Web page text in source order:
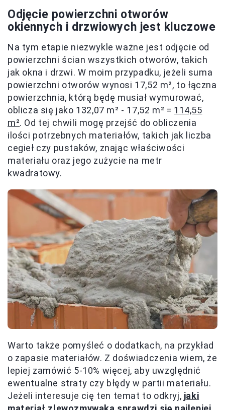
Odjęcie powierzchni otworów
okiennych i drzwiowych jest kluczowe
Na tym etapie niezwykle ważne jest odjęcie od
powierzchni ścian wszystkich otworów, takich
jak okna i drzwi. W moim przypadku, jeżeli suma
powierzchni otworów wynosi 17,52 m², to łączna
powierzchnia, którą będę musiał wymurować,
oblicza się jako 132,07 m² - 17,52 m² = 114,55
m². Od tej chwili mogę przejść do obliczenia
ilości potrzebnych materiałów, takich jak liczba
cegieł czy pustaków, znając właściwości
materiału oraz jego zużycie na metr
kwadratowy.
Warto także pomyśleć o dodatkach, na przykład
o zapasie materiałów. Z doświadczenia wiem, że
lepiej zamówić 5-10% więcej, aby uwzględnić
ewentualne straty czy błędy w partii materiału.
Jeżeli interesuje cię ten temat to odkryj, jaki